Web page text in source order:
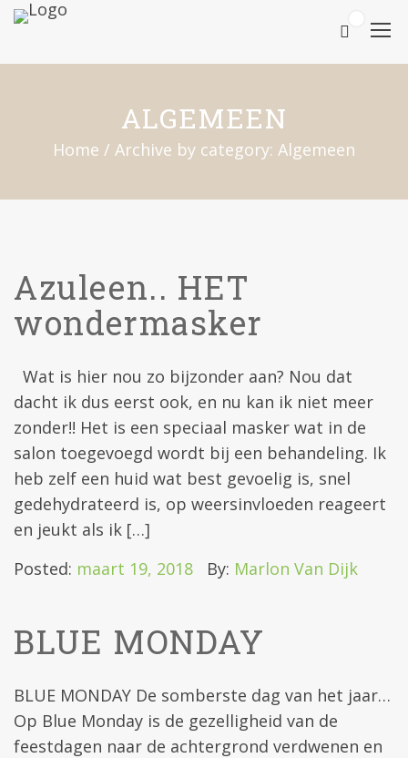
ALGEMEEN
Home / Archive by category: Algemeen
Azuleen.. HET
wondermasker
Wat is hier nou zo bijzonder aan? Nou dat
dacht ik dus eerst ook, en nu kan ik niet meer
zonder!! Het is een speciaal masker wat in de
salon toegevoegd wordt bij een behandeling. Ik
heb zelf een huid wat best gevoelig is, snel
gedehydrateerd is, op weersinvloeden reageert
en jeukt als ik […]
Posted: maart 19, 2018 By: Marlon Van Dijk
BLUE MONDAY
BLUE MONDAY De somberste dag van het jaar…
Op Blue Monday is de gezelligheid van de
feestdagen naar de achtergrond verdwenen en